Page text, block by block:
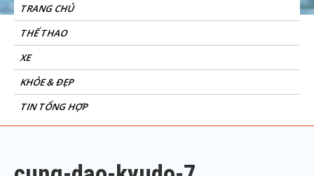
TRANG CHỦ
THỂ THAO
XE
KHỎE & ĐẸP
TIN TỔNG HỢP